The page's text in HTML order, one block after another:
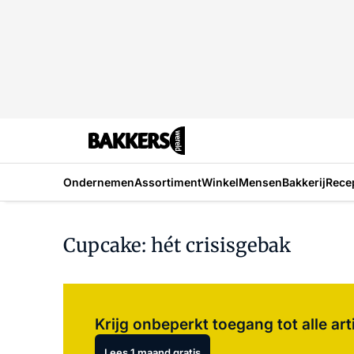
OndernemenAssortimentWinkelMensenBakkerij
Cupcake: hét crisisgebak
Krijg onbeperkt toegang tot alle